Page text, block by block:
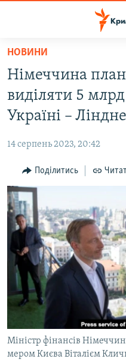
Перейти
основного
матеріалу
Перейти
до
основної
навігації
Перейти
до
пошуку
ВІДЕО ТА ФОТО
БЛОГИ
ПОГЛЯД
ІНТЕРВ'Ю
ВСЕ ЗА ДЕНЬ
СПЕЦПРОЕКТИ
ДЕПОРТАЦІЯ
ВІДЕОУРОКИ «ELIFBE»
СВІДЧЕННЯ ОКУПАЦІЇ
УКРАЇНСЬКА ПРОБЛЕМА
ІНФОГРАФІКА
ЯК ОБІЙТИ БЛОКУВАННЯ
Русский
Qırımtatar
ДОЛУЧАЙСЯ!
НОВИНИ
Німеччина
виділяти 5
Україні –
14 серпень 2023, 20:42
Поділитись
Міністр фінансів
мером Києва Віталієм